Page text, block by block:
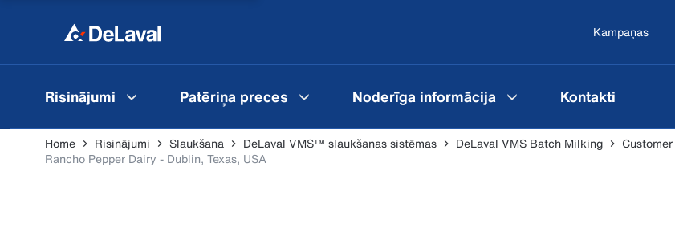
Kampaņas
Risinājumi Patēriņa preces Noderīga informācija Kontakti
Home Risinājumi Slaukšana DeLaval VMS™ slaukšanas sistēmas DeLaval VMS Batch Milking
Rancho Pepper Dairy - Dublin, Texas, USA